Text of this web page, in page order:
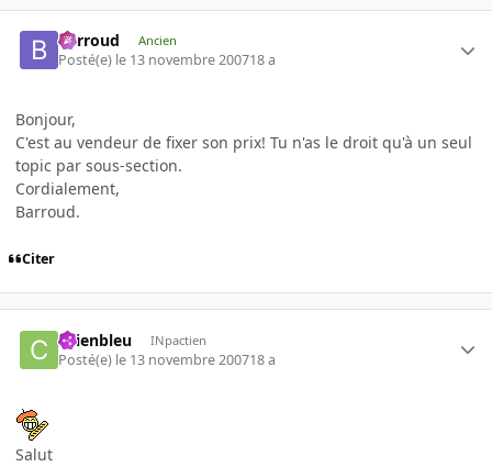
Barroud Ancien
Posté(e) le 13 novembre 200718 a
Bonjour,
C'est au vendeur de fixer son prix! Tu n'as le droit qu'à un seul
topic par sous-section.
Cordialement,
Barroud.
Citer
chienbleu INpactien
Posté(e) le 13 novembre 200718 a
Salut